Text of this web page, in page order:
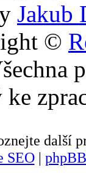
Jakub
©
ke
další
SEO|